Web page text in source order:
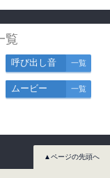
覧
呼び出し音 一覧
ムービー 一覧
▲ページの先頭へ